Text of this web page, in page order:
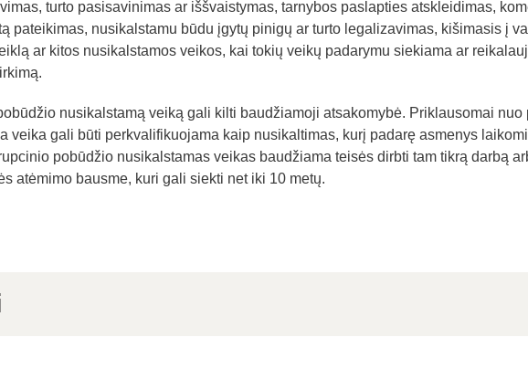
turto pasisavinimas ar iššvaistymas, tarnybos paslapties atskleidimas,
pateikimas, nusikalstamu būdu įgytų pinigų ar turto legalizavimas, kišimasis į
ar kitos nusikalstamos veikos, kai tokių veikų padarymu siekiama ar
nusikalstamą veiką gali kilti baudžiamoji atsakomybė. Priklausomai
veika gali būti perkvalifikuojama kaip nusikaltimas, kurį padarę asmenys
pobūdžio nusikalstamas veikas baudžiama teisės dirbti tam tikrą darbą
atėmimo bausme, kuri gali siekti net iki 10 metų.